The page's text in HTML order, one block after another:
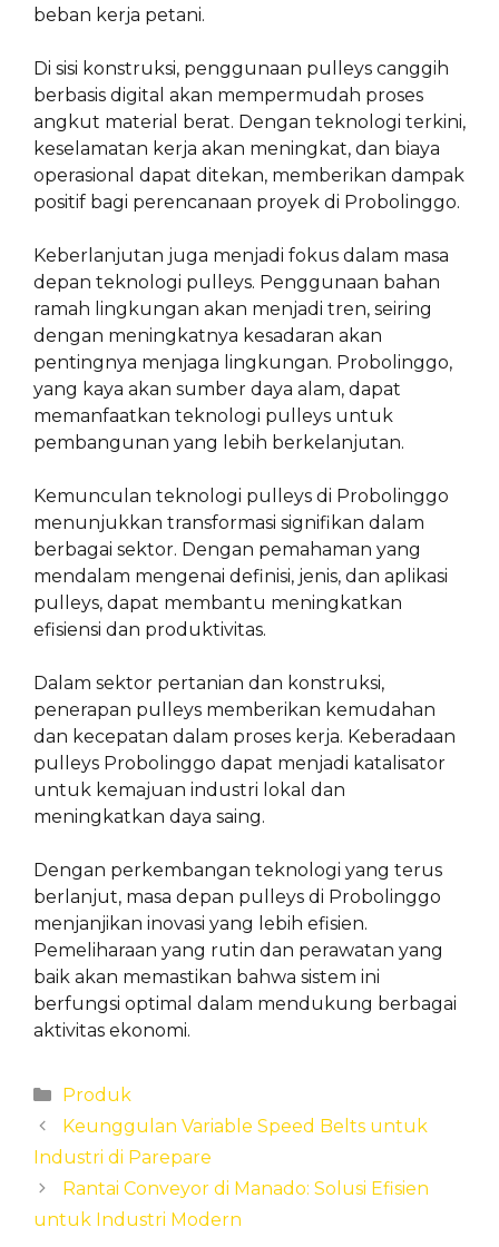
beban kerja petani.
Di sisi konstruksi, penggunaan pulleys canggih
berbasis digital akan mempermudah proses
angkut material berat. Dengan teknologi terkini,
keselamatan kerja akan meningkat, dan biaya
operasional dapat ditekan, memberikan dampak
positif bagi perencanaan proyek di Probolinggo.
Keberlanjutan juga menjadi fokus dalam masa
depan teknologi pulleys. Penggunaan bahan
ramah lingkungan akan menjadi tren, seiring
dengan meningkatnya kesadaran akan
pentingnya menjaga lingkungan. Probolinggo,
yang kaya akan sumber daya alam, dapat
memanfaatkan teknologi pulleys untuk
pembangunan yang lebih berkelanjutan.
Kemunculan teknologi pulleys di Probolinggo
menunjukkan transformasi signifikan dalam
berbagai sektor. Dengan pemahaman yang
mendalam mengenai definisi, jenis, dan aplikasi
pulleys, dapat membantu meningkatkan
efisiensi dan produktivitas.
Dalam sektor pertanian dan konstruksi,
penerapan pulleys memberikan kemudahan
dan kecepatan dalam proses kerja. Keberadaan
pulleys Probolinggo dapat menjadi katalisator
untuk kemajuan industri lokal dan
meningkatkan daya saing.
Dengan perkembangan teknologi yang terus
berlanjut, masa depan pulleys di Probolinggo
menjanjikan inovasi yang lebih efisien.
Pemeliharaan yang rutin dan perawatan yang
baik akan memastikan bahwa sistem ini
berfungsi optimal dalam mendukung berbagai
aktivitas ekonomi.
Categories
Produk
Keunggulan Variable Speed Belts untuk
Industri di Parepare
Rantai Conveyor di Manado: Solusi Efisien
untuk Industri Modern